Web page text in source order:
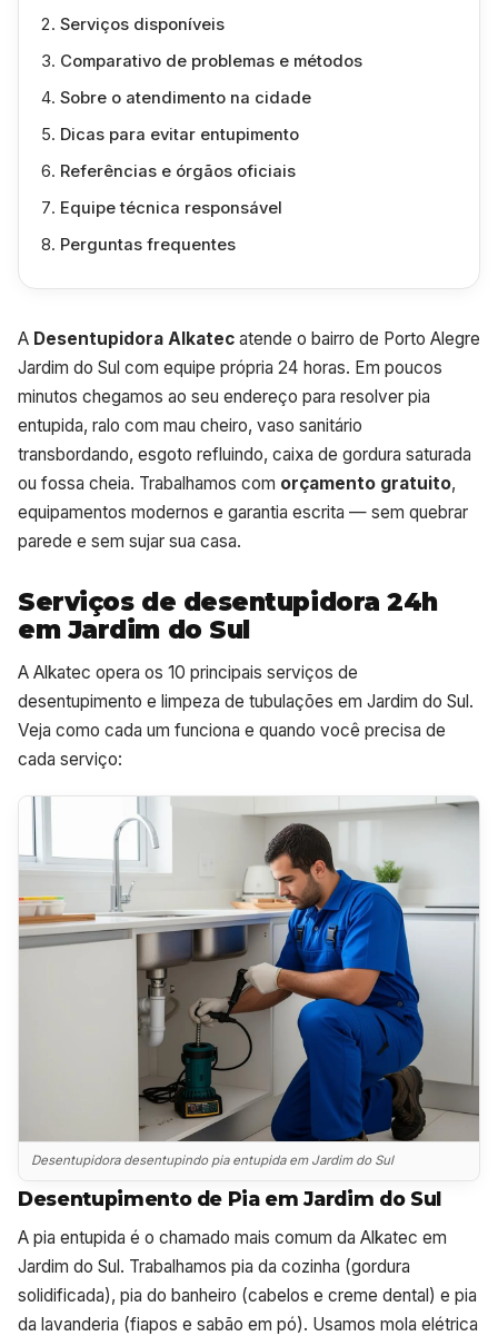
Serviços disponíveis
Comparativo de problemas e métodos
Sobre o atendimento na cidade
Dicas para evitar entupimento
Referências e órgãos oficiais
Equipe técnica responsável
Perguntas frequentes
A Desentupidora Alkatec atende o bairro de Porto Alegre
Jardim do Sul com equipe própria 24 horas. Em poucos
minutos chegamos ao seu endereço para resolver pia
entupida, ralo com mau cheiro, vaso sanitário
transbordando, esgoto refluindo, caixa de gordura saturada
ou fossa cheia. Trabalhamos com orçamento gratuito,
equipamentos modernos e garantia escrita — sem quebrar
parede e sem sujar sua casa.
Serviços de desentupidora 24h
em Jardim do Sul
A Alkatec opera os 10 principais serviços de
desentupimento e limpeza de tubulações em Jardim do Sul.
Veja como cada um funciona e quando você precisa de
cada serviço:
Desentupidora desentupindo pia entupida em Jardim do Sul
Desentupimento de Pia em Jardim do Sul
A pia entupida é o chamado mais comum da Alkatec em
Jardim do Sul. Trabalhamos pia da cozinha (gordura
solidificada), pia do banheiro (cabelos e creme dental) e pia
da lavanderia (fiapos e sabão em pó). Usamos mola elétrica